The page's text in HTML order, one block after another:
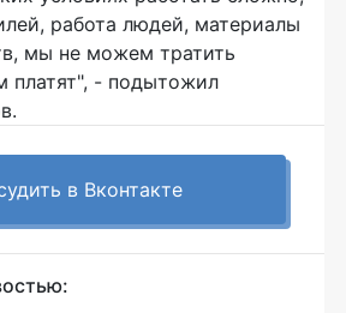
работа людей, материалы
мы не можем тратить
платят", - подытожил
в Вконтакте